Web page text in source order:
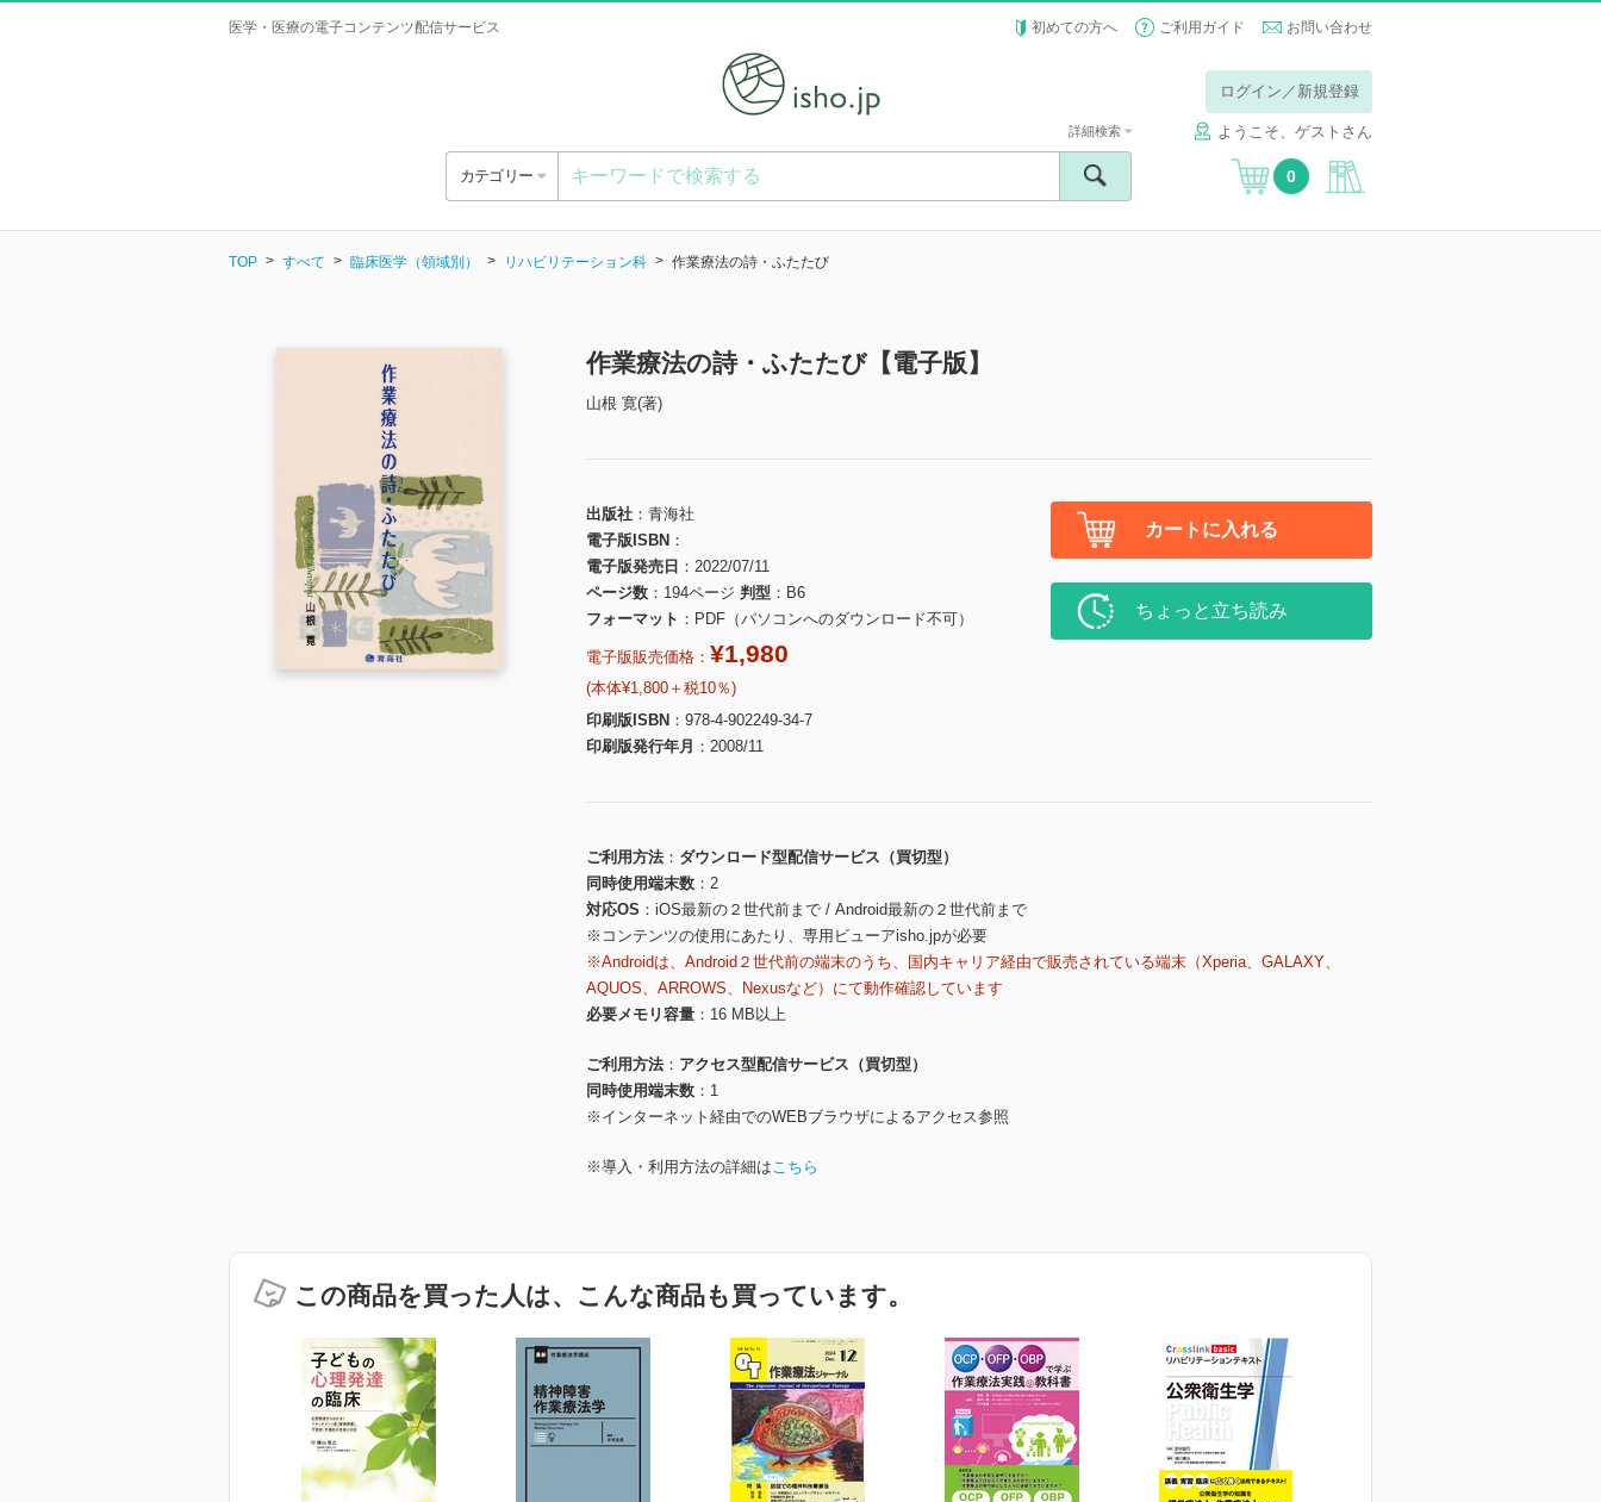
医学・医療の電子コンテンツ配信サービス 初めての方へ ご利用ガイド お問い合わせ
ログイン／新規登録
ようこそ、ゲストさん
カテゴリー
詳細検索
0
TOP すべて 臨床医学（領域別） リハビリテーション科 作業療法の詩・ふたたび
作業療法の詩・ふたたび【電子版】
山根 寛(著)
出版社
青海社
電子版ISBN
電子版発売日
2022/07/11
ページ数
194ページ 判型
B6
フォーマット
PDF（パソコンへのダウンロード不可）
電子版販売価格： ¥1,980
(本体¥1,800＋税10％)
印刷版ISBN
978-4-902249-34-7
印刷版発行年月
2008/11
カートに入れる
ちょっと立ち読み
ご利用方法
ダウンロード型配信サービス（買切型）
同時使用端末数
2
対応OS
iOS最新の２世代前まで / Android最新の２世代前まで
※コンテンツの使用にあたり、専用ビューアisho.jpが必要
※Androidは、Android２世代前の端末のうち、国内キャリア経由で販売されている端末（Xperia、GALAXY、
AQUOS、ARROWS、Nexusなど）にて動作確認しています
必要メモリ容量
16 MB以上
ご利用方法
アクセス型配信サービス（買切型）
同時使用端末数
1
※インターネット経由でのWEBブラウザによるアクセス参照
※導入・利用方法の詳細はこちら
この商品を買った人は、こんな商品も買っています。